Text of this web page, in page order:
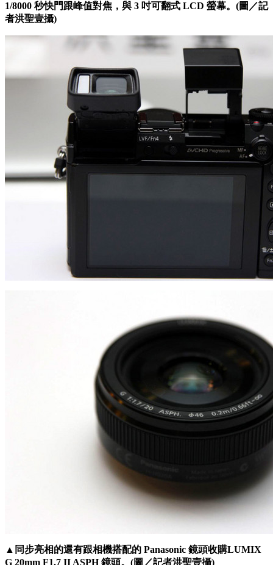
1/8000 秒快門跟峰值對焦，與 3 吋可翻式 LCD 螢幕。(圖／記
者洪聖壹攝)
▲同步亮相的還有跟相機搭配的 Panasonic 鏡頭收購LUMIX
G 20mm F1.7 II ASPH 鏡頭。(圖／記者洪聖壹攝)